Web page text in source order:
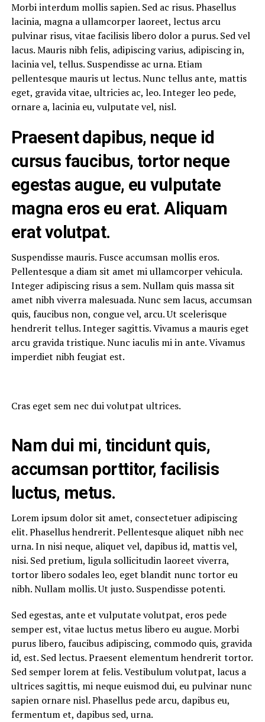
Morbi interdum mollis sapien. Sed ac risus. Phasellus
lacinia, magna a ullamcorper laoreet, lectus arcu
pulvinar risus, vitae facilisis libero dolor a purus. Sed vel
lacus. Mauris nibh felis, adipiscing varius, adipiscing in,
lacinia vel, tellus. Suspendisse ac urna. Etiam
pellentesque mauris ut lectus. Nunc tellus ante, mattis
eget, gravida vitae, ultricies ac, leo. Integer leo pede,
ornare a, lacinia eu, vulputate vel, nisl.
Praesent dapibus, neque id
cursus faucibus, tortor neque
egestas augue, eu vulputate
magna eros eu erat. Aliquam
erat volutpat.
Suspendisse mauris. Fusce accumsan mollis eros.
Pellentesque a diam sit amet mi ullamcorper vehicula.
Integer adipiscing risus a sem. Nullam quis massa sit
amet nibh viverra malesuada. Nunc sem lacus, accumsan
quis, faucibus non, congue vel, arcu. Ut scelerisque
hendrerit tellus. Integer sagittis. Vivamus a mauris eget
arcu gravida tristique. Nunc iaculis mi in ante. Vivamus
imperdiet nibh feugiat est.
Cras eget sem nec dui volutpat ultrices.
Nam dui mi, tincidunt quis,
accumsan porttitor, facilisis
luctus, metus.
Lorem ipsum dolor sit amet, consectetuer adipiscing
elit. Phasellus hendrerit. Pellentesque aliquet nibh nec
urna. In nisi neque, aliquet vel, dapibus id, mattis vel,
nisi. Sed pretium, ligula sollicitudin laoreet viverra,
tortor libero sodales leo, eget blandit nunc tortor eu
nibh. Nullam mollis. Ut justo. Suspendisse potenti.
Sed egestas, ante et vulputate volutpat, eros pede
semper est, vitae luctus metus libero eu augue. Morbi
purus libero, faucibus adipiscing, commodo quis, gravida
id, est. Sed lectus. Praesent elementum hendrerit tortor.
Sed semper lorem at felis. Vestibulum volutpat, lacus a
ultrices sagittis, mi neque euismod dui, eu pulvinar nunc
sapien ornare nisl. Phasellus pede arcu, dapibus eu,
fermentum et, dapibus sed, urna.